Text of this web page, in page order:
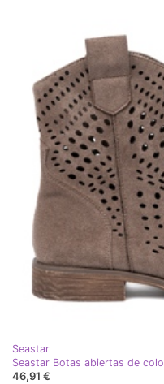
Seastar
Seastar Botas abiertas de
46,91 €